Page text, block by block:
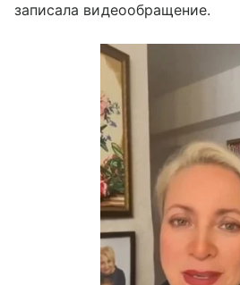
записала видеообращение.